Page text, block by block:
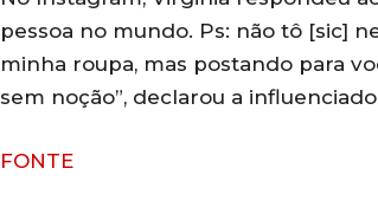
pessoa no mundo. Ps: não tô [sic]
minha roupa, mas postando para
sem noção”, declarou a
FONTE